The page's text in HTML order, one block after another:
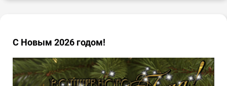
С Новым 2026 годом!